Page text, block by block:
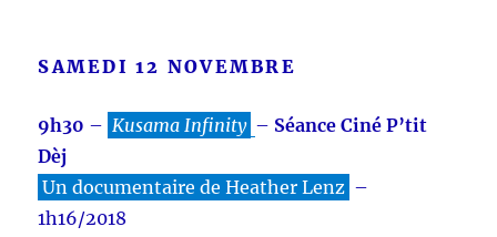
SAMEDI 12 NOVEMBRE
9h30 – Kusama Infinity – Séance Ciné P’tit
Dèj
Un documentaire de Heather Lenz –
1h16/2018